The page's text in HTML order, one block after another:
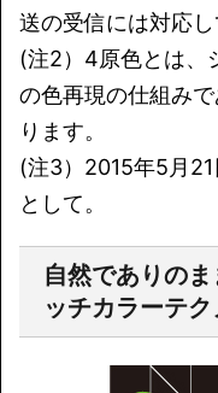
送の受信には対応し
(注2）4原色とは、
の色再現の仕組み
ります。
(注3）2015年5月
として。
自然でありの
ッチカラーテク